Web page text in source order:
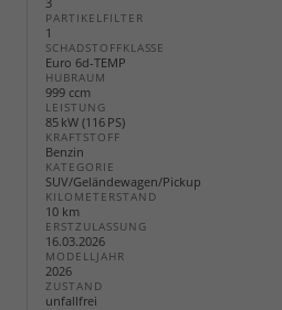
PARTIKELFILTER
1
SCHADSTOFFKLASSE
Euro 6d-TEMP
HUBRAUM
999 ccm
LEISTUNG
85 kW (116 PS)
KRAFTSTOFF
Benzin
KATEGORIE
SUV/Geländewagen/Pickup
KILOMETERSTAND
10 km
ERSTZULASSUNG
16.03.2026
MODELLJAHR
2026
ZUSTAND
unfallfrei